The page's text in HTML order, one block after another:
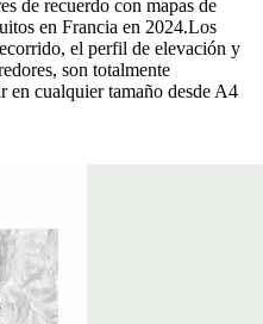
de recuerdo con mapas de
en Francia en 2024.Los
el perfil de elevación y
son totalmente
en cualquier tamaño desde A4